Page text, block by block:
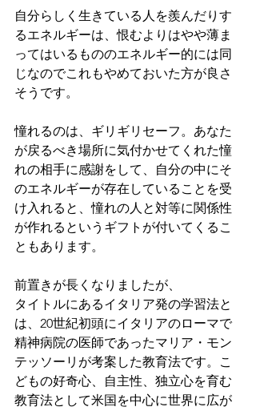
自分らしく生きている人を羨んだりす
るエネルギーは、恨むよりはやや薄ま
ってはいるもののエネルギー的には同
じなのでこれもやめておいた方が良さ
そうです。
憧れるのは、ギリギリセーフ。あなた
が戻るべき場所に気付かせてくれた憧
れの相手に感謝をして、自分の中にそ
のエネルギーが存在していることを受
け入れると、憧れの人と対等に関係性
が作れるというギフトが付いてくるこ
ともあります。
前置きが長くなりましたが、
タイトルにあるイタリア発の学習法と
は、20世紀初頭にイタリアのローマで
精神病院の医師であったマリア・モン
テッソーリが考案した教育法です。こ
どもの好奇心、自主性、独立心を育む
教育法として米国を中心に世界に広が